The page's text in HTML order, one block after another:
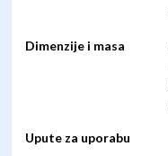
Dimenzije i masa
Upute za uporabu